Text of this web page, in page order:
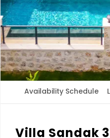
Availability Schedule
Villa Sandak 3